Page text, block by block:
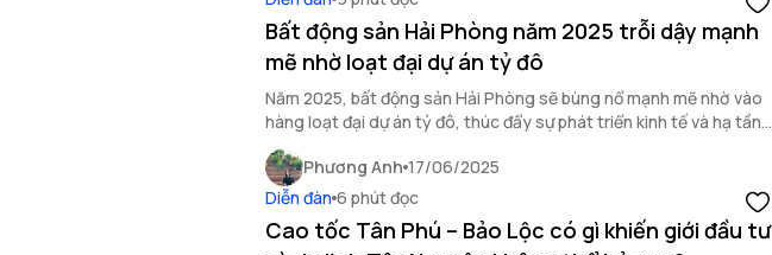
Bất động sản Hải Phòng năm 2025 trỗi dậy mạnh
mẽ nhờ loạt đại dự án tỷ đô
Năm 2025, bất động sản Hải Phòng sẽ bùng nổ mạnh mẽ nhờ vào
hàng loạt đại dự án tỷ đô, thúc đẩy sự phát triển kinh tế và hạ tầng
thành phố.
Phương Anh 17/06/2025
Diễn đàn 6 phút đọc
Cao tốc Tân Phú – Bảo Lộc có gì khiến giới đầu tư